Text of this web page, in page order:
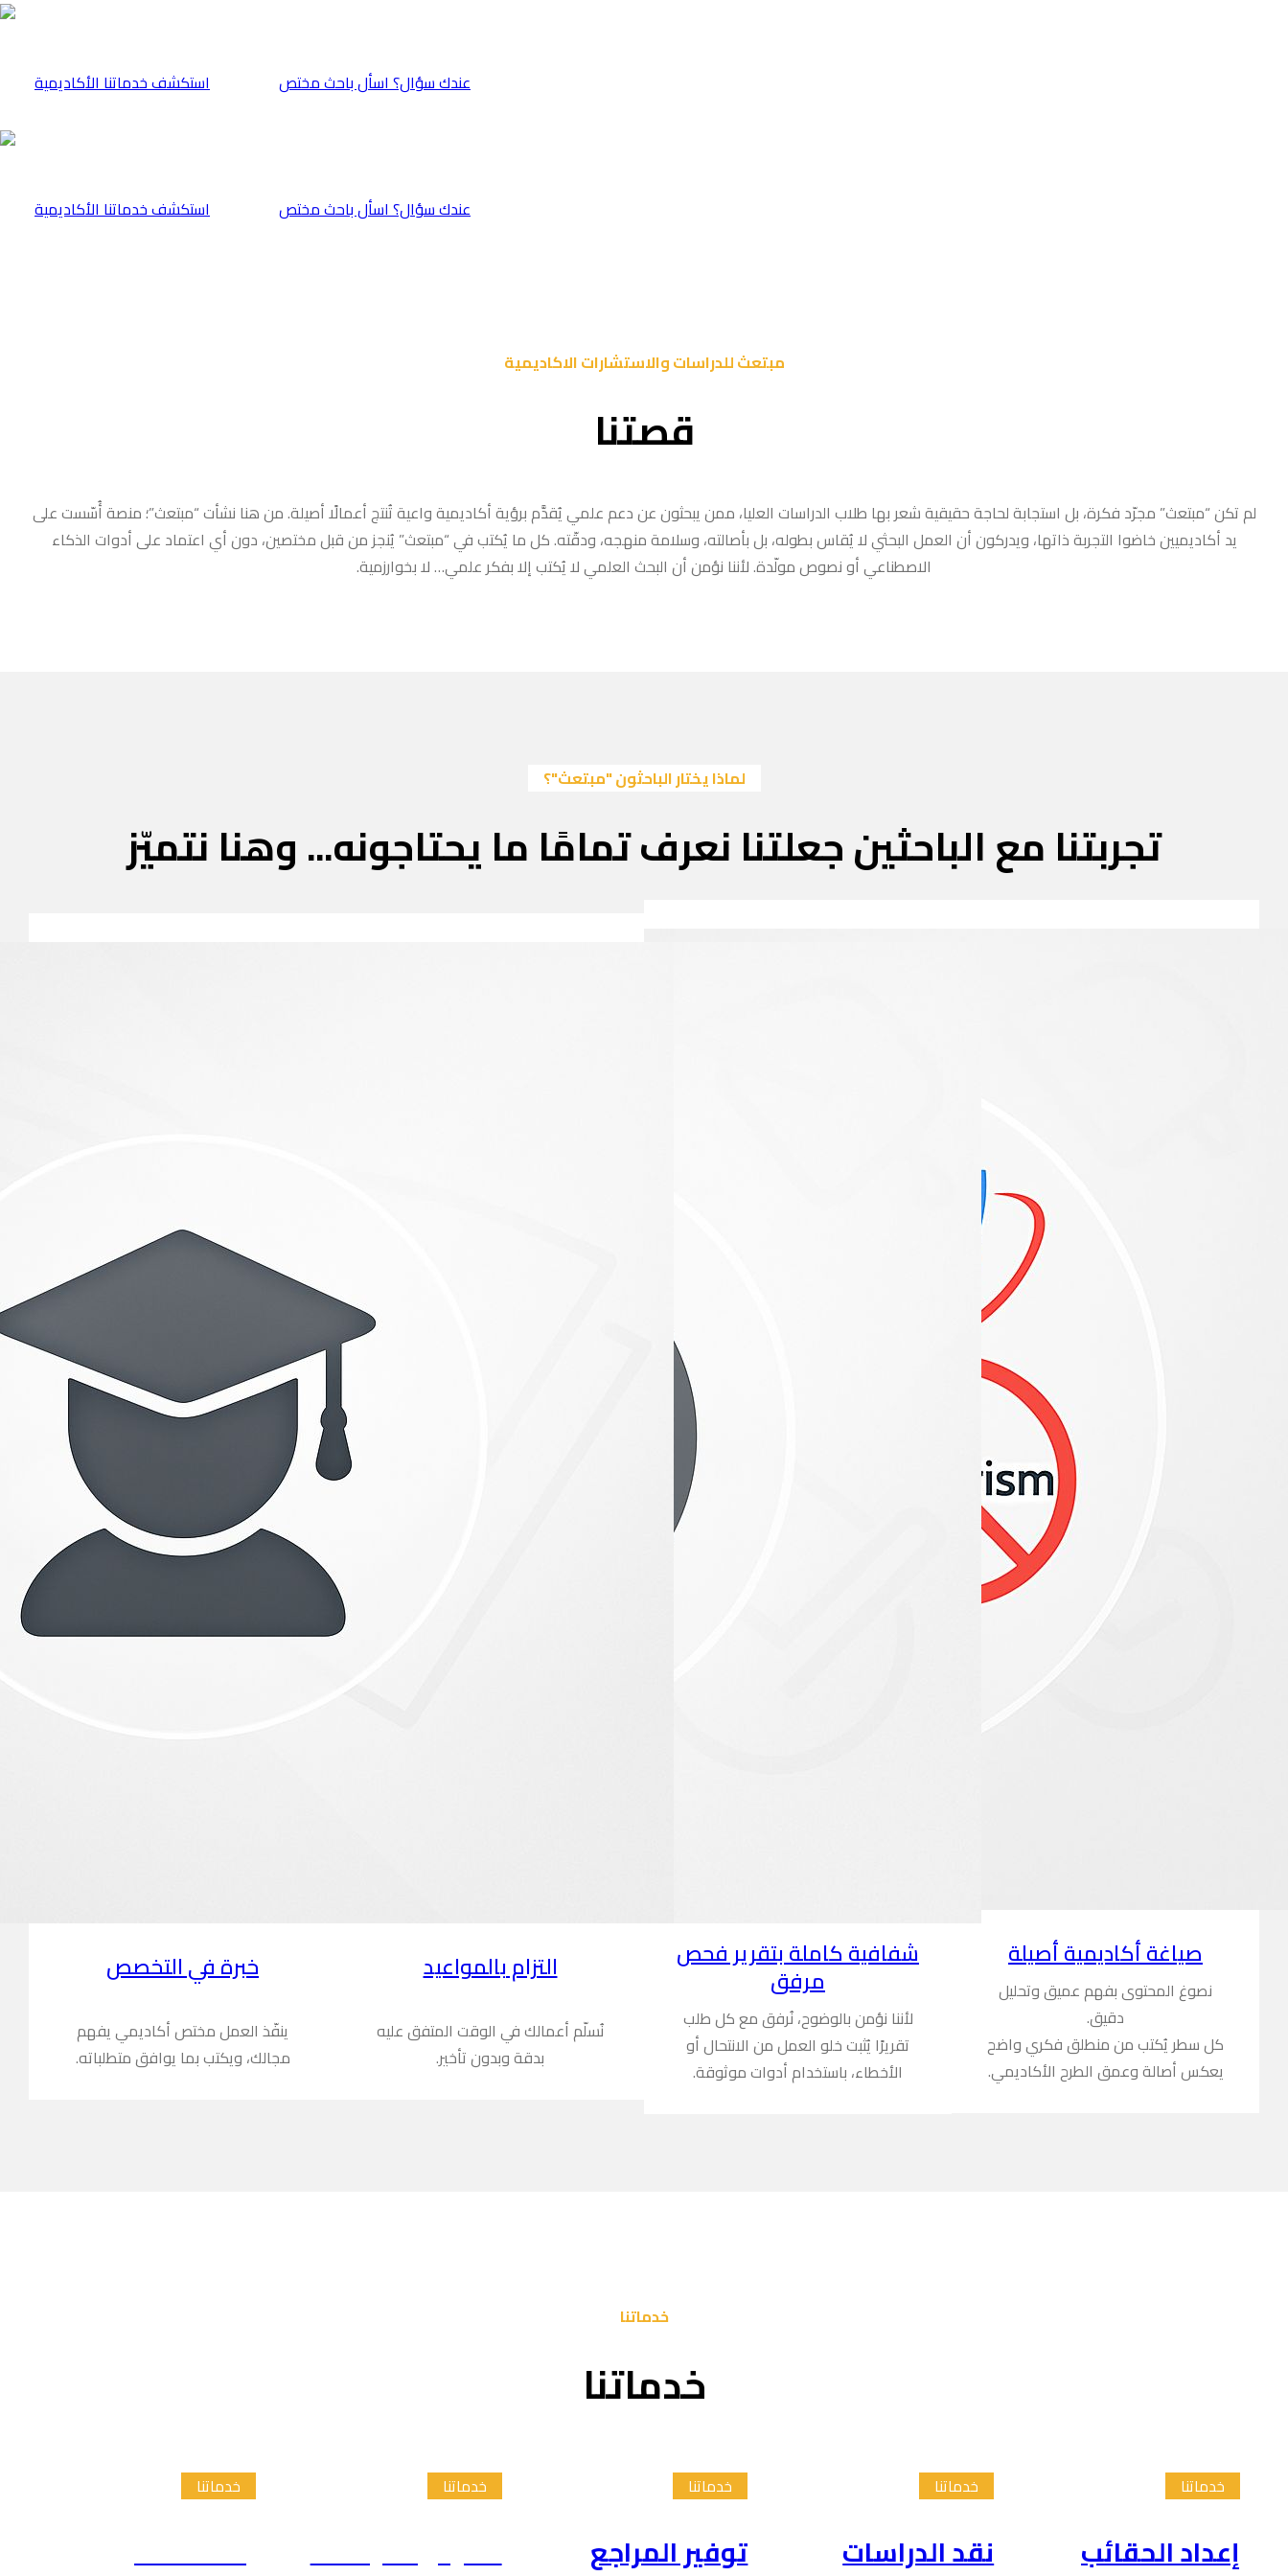
⁠استكشف خدماتنا الأكاديمية عندك سؤال؟ اسأل باحث مختص
⁠استكشف خدماتنا الأكاديمية عندك سؤال؟ اسأل باحث مختص
مبتعث للدراسات والاستشارات الاكاديمية
قصتنا
لم تكن “مبتعث” مجرّد فكرة، بل استجابة لحاجة حقيقية شعر بها طلاب الدراسات العليا، ممن يبحثون عن دعم علمي يُقدَّم برؤية أكاديمية واعية تُنتج أعمالًا أصيلة. من هنا نشأت “مبتعث”؛ منصة أُسّست على
يد أكاديميين خاضوا التجربة ذاتها، ويدركون أن العمل البحثي لا يُقاس بطوله، بل بأصالته، وسلامة منهجه، ودقّته. كل ما يُكتب في “مبتعث” يُنجز من قبل مختصين، دون أي اعتماد على أدوات الذكاء
الاصطناعي أو نصوص مولّدة. لأننا نؤمن أن البحث العلمي لا يُكتب إلا بفكر علمي… لا بخوارزمية.
لماذا يختار الباحثون "مبتعث"؟
تجربتنا مع الباحثين جعلتنا نعرف تمامًا ما يحتاجونه... وهنا نتميّز
صياغة أكاديمية أصيلة
نصوغ المحتوى بفهم عميق وتحليل
دقيق.
كل سطر يُكتب من منطلق فكري واضح
يعكس أصالة وعمق الطرح الأكاديمي.
شفافية كاملة بتقرير فحص
مرفق
لأننا نؤمن بالوضوح، نُرفق مع كل طلب
تقريرًا يُثبت خلو العمل من الانتحال أو
الأخطاء، باستخدام أدوات موثوقة.
التزام بالمواعيد
نُسلّم أعمالك في الوقت المتفق عليه
بدقة وبدون تأخير.
خبرة في التخصص
ينفّذ العمل مختص أكاديمي يفهم
مجالك، ويكتب بما يوافق متطلباته.
خدماتنا
خدماتنا
خدماتنا
إعداد الحقائب
خدماتنا
نقد الدراسات
خدماتنا
توفير المراجع
خدماتنا
تلخيص الدراسات
خدماتنا
إعداد الاطار